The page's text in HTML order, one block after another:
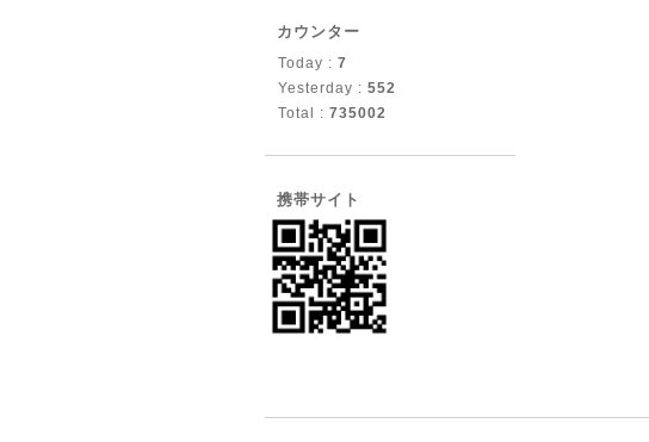
カウンター
Today : 7
Yesterday : 552
Total : 735002
携帯サイト